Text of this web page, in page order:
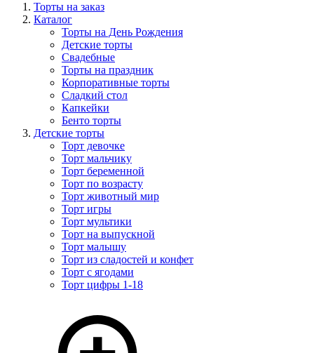
Торты на заказ
Каталог
Торты на День Рождения
Детские торты
Свадебные
Торты на праздник
Корпоративные торты
Сладкий стол
Капкейки
Бенто торты
Детские торты
Торт девочке
Торт мальчику
Торт беременной
Торт по возрасту
Торт животный мир
Торт игры
Торт мультики
Торт на выпускной
Торт малышу
Торт из сладостей и конфет
Торт с ягодами
Торт цифры 1-18